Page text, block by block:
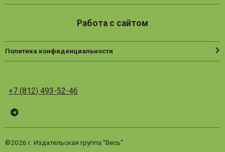
Работа с сайтом
Политика конфиденциальности
+7 (812) 493-52-46
Telegram
©2026 г. Издательская группа "Весь"